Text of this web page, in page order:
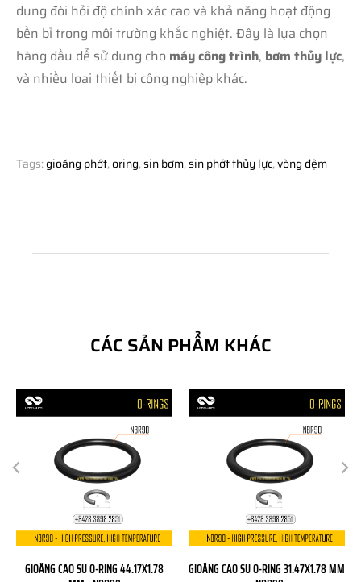
dụng đòi hỏi độ chính xác cao và khả năng hoạt động
bền bỉ trong môi trường khắc nghiệt. Đây là lựa chọn
hàng đầu để sử dụng cho máy công trình, bơm thủy lực,
và nhiều loại thiết bị công nghiệp khác.
Tags: gioăng phớt, oring,sin bơm,sin phớt thủy lực,vòng đệm
CÁC SẢN PHẨM KHÁC
GIOĂNG CAO SU O-RING 44.17X1.78
GIOĂNG CAO SU O-RING 31.47X1.78 MM